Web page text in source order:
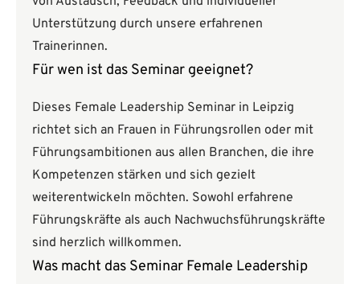
Unterstützung durch unsere erfahrenen
Trainerinnen.
Für wen ist das Seminar geeignet?
Dieses Female Leadership Seminar in Leipzig
richtet sich an Frauen in Führungsrollen oder mit
Führungsambitionen aus allen Branchen, die ihre
Kompetenzen stärken und sich gezielt
weiterentwickeln möchten. Sowohl erfahrene
Führungskräfte als auch Nachwuchsführungskräfte
sind herzlich willkommen.
Was macht das Seminar Female Leadership